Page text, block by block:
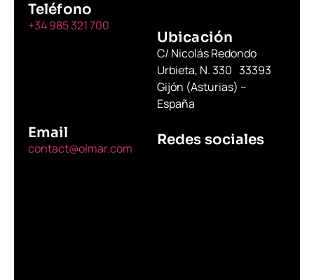
Teléfono
+34 985 321 700
Ubicación
C/ Nicolás Redondo
Urbieta, N. 330 33393
Gijón (Asturias) –
España
Email
contact@olmar.com Redes sociales